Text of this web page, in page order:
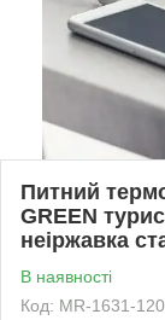
Питний
GREEN
неіржавка
В наявності
Код: MR-1631-